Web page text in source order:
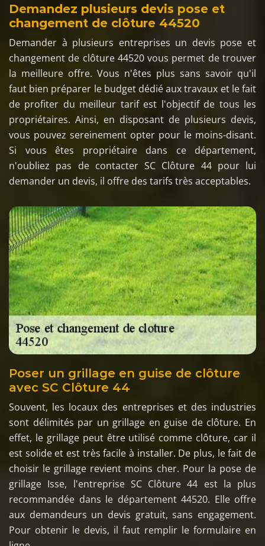
Demandez plusieurs devis pose et
changement de clôture 44520
Demander à plusieurs entreprises un devis pose et
changement de clôture 44520 vous permet de trouver
la meilleure offre. Vous n'êtes plus sans savoir qu'il
faut bien préparer le budget dédié aux travaux et le fait
de profiter du meilleur tarif est l'objectif de tous les
propriétaires. Ainsi, en disposant de plusieurs devis,
vous pouvez sereinement opter pour le moins-disant.
Si vous êtes propriétaire dans ce département,
n'oubliez pas de contacter SC Clôture 44 pour lui
demander un devis, il offre des tarifs très acceptables.
Poser un grillage en guise de clôture
avec SC Clôture 44
Souvent, les locaux des entreprises et des industries
sont délimités par un grillage en guise de clôture. En
effet, le grillage peut être utilisé comme clôture, car il
est solide et est très facile à installer. De plus, le fait de
choisir le grillage revient moins cher. Pour la pose de
grillage Isse, l'entreprise SC Clôture 44 est la plus
recommandée dans le département 44520. Elle offre
aux demandeurs un devis gratuit, sans engagement.
Pour obtenir le devis, il faut remplir le formulaire en